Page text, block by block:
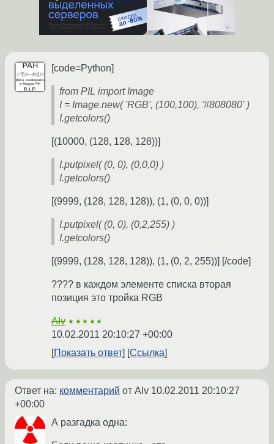
[code=Python]
from PIL import Image
I = Image.new( 'RGB', (100,100), '#808080' )
I.getcolors()
[(10000, (128, 128, 128))]
I.putpixel( (0, 0), (0,0,0) )
I.getcolors()
[(9999, (128, 128, 128)), (1, (0, 0, 0))]
I.putpixel( (0, 0), (0,2,255) )
I.getcolors()
[(9999, (128, 128, 128)), (1, (0, 2, 255))] [/code]
???? в каждом элементе списка вторая
позиция это тройка RGB
AIv ★★★★★
10.02.2011 20:10:27 +00:00
Показать ответ
Ссылка
Ответ на: комментарий от AIv 10.02.2011 20:10:27
+00:00
А разгадка одна: